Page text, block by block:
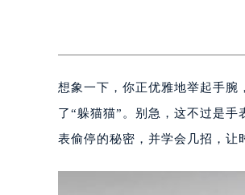
想象一下，你正优雅地举起手腕
了“躲猫猫”。别急，这不过是
表偷停的秘密，并学会几招，让